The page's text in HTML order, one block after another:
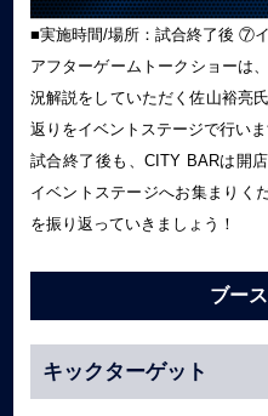
■実施時間/場所：試合終了後 ⑦
アフターゲームトークショーは
況解説をしていただく佐山裕亮
返りをイベントステージで行いま
試合終了後も、CITY BARは開
イベントステージへお集まりく
を振り返っていきましょう！
ブー
キックターゲット